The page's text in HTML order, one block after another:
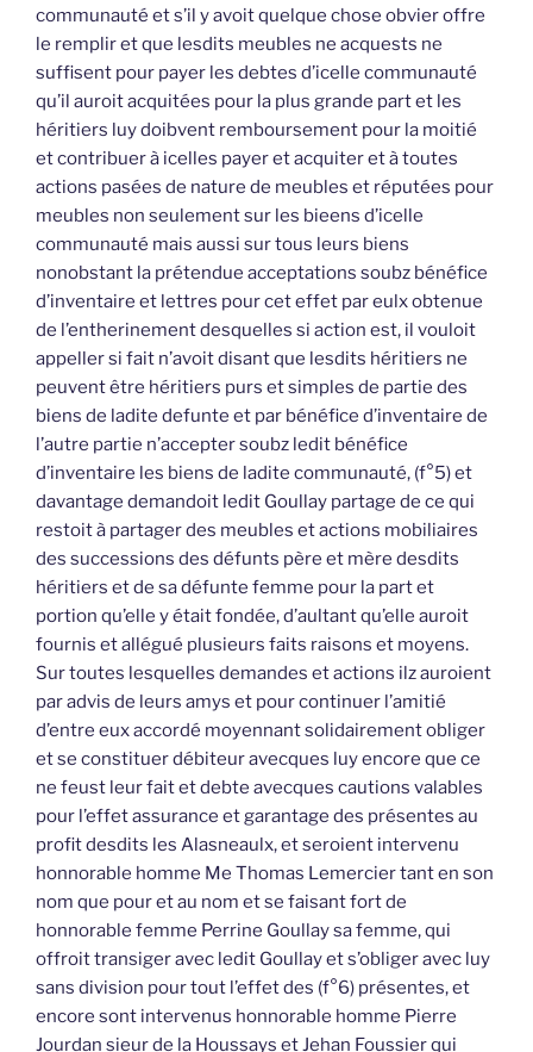
communauté et s’il y avoit quelque chose obvier offre
le remplir et que lesdits meubles ne acquests ne
suffisent pour payer les debtes d’icelle communauté
qu’il auroit acquitées pour la plus grande part et les
héritiers luy doibvent remboursement pour la moitié
et contribuer à icelles payer et acquiter et à toutes
actions pasées de nature de meubles et réputées pour
meubles non seulement sur les bieens d’icelle
communauté mais aussi sur tous leurs biens
nonobstant la prétendue acceptations soubz bénéfice
d’inventaire et lettres pour cet effet par eulx obtenue
de l’entherinement desquelles si action est, il vouloit
appeller si fait n’avoit disant que lesdits héritiers ne
peuvent être héritiers purs et simples de partie des
biens de ladite defunte et par bénéfice d’inventaire de
l’autre partie n’accepter soubz ledit bénéfice
d’inventaire les biens de ladite communauté, (f°5) et
davantage demandoit ledit Goullay partage de ce qui
restoit à partager des meubles et actions mobiliaires
des successions des défunts père et mère desdits
héritiers et de sa défunte femme pour la part et
portion qu’elle y était fondée, d’aultant qu’elle auroit
fournis et allégué plusieurs faits raisons et moyens.
Sur toutes lesquelles demandes et actions ilz auroient
par advis de leurs amys et pour continuer l’amitié
d’entre eux accordé moyennant solidairement obliger
et se constituer débiteur avecques luy encore que ce
ne feust leur fait et debte avecques cautions valables
pour l’effet assurance et garantage des présentes au
profit desdits les Alasneaulx, et seroient intervenu
honnorable homme Me Thomas Lemercier tant en son
nom que pour et au nom et se faisant fort de
honnorable femme Perrine Goullay sa femme, qui
offroit transiger avec ledit Goullay et s’obliger avec luy
sans division pour tout l’effet des (f°6) présentes, et
encore sont intervenus honnorable homme Pierre
Jourdan sieur de la Houssays et Jehan Foussier qui